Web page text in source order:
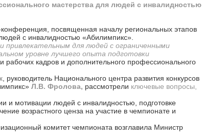
мастерства для людей с инвалидностью
посвященная началу региональных этапов
с инвалидностью «Абилимпикс».
привлекательным для людей с ограниченными
уровне лучшего опыта подготовки
рабочих кадров и дополнительного профессионального
, руководитель Национального центра развития конкурсов
Л.В. Фролова, рассмотрели ключевые вопросы,
и мотивации людей с инвалидностью, подготовке
возрастного ценза на участие в чемпионате и
комитет чемпионата возглавила Министр